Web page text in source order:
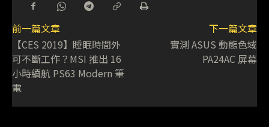
前一篇文章
【CES 2019】睡眠時間外
可不斷工作？MSI 推出 16
小時續航 PS63 Modern 筆
電
下一篇文章
實測 ASUS 動態色域
PA24AC 屏幕